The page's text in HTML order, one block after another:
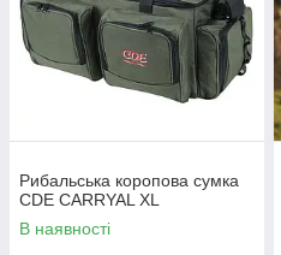
Рибальська коропова сумка
CDE CARRYAL XL
В наявності